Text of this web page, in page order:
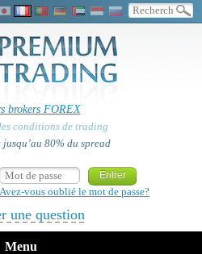
brokers FOREX
conditions de trading
jusqu’au 80% du spread
Avez-vous oublié le mot de passe?
une question
Menu